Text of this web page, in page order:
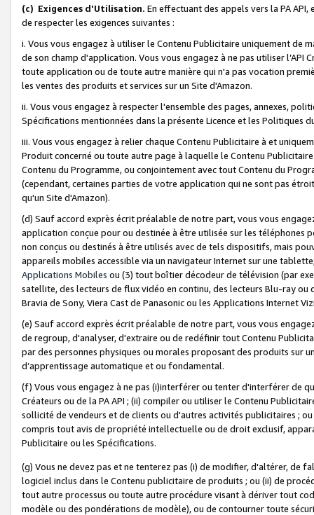
(c) Exigences d'Utilisation. En effectuant des appels vers la PA
de respecter les exigences suivantes :
i. Vous vous engagez à utiliser le Contenu Publicitaire uniquement de
de son champ d'application. Vous vous engagez à ne pas utiliser l’API
toute application ou de toute autre manière qui n'a pas vocation
les ventes des produits et services sur un Site d'Amazon.
ii. Vous vous engagez à respecter l'ensemble des pages, annexes,
Spécifications mentionnées dans la présente Licence et les Politiques
iii. Vous vous engagez à relier chaque Contenu Publicitaire à et
Produit concerné ou toute autre page à laquelle le Contenu
Contenu du Programme, ou conjointement avec tout Contenu du
(cependant, certaines parties de votre application qui ne sont pas
qu'un Site d'Amazon).
(d) Sauf accord exprès écrit préalable de notre part, vous vous
application conçue pour ou destinée à être utilisée sur les téléphones
non conçus ou destinés à être utilisés avec de tels dispositifs, mais
appareils mobiles accessible via un navigateur Internet sur une
Applications Mobiles ou (3) tout boîtier décodeur de télévision (par
satellite, des lecteurs de flux vidéo en continu, des lecteurs Blu-ray
Bravia de Sony, Viera Cast de Panasonic ou les Applications Internet
(e) Sauf accord exprès écrit préalable de notre part, vous vous
de regroup, d'analyser, d'extraire ou de redéfinir tout Contenu
par des personnes physiques ou morales proposant des produits sur
d’apprentissage automatique et ou fondamental.
(f) Vous vous engagez à ne pas (i)interférer ou tenter d'interférer de
Créateurs ou de la PA API ; (ii) compiler ou utiliser le Contenu
sollicité de vendeurs et de clients ou d'autres activités publicitaires ;
compris tout avis de propriété intellectuelle ou de droit exclusif,
Publicitaire ou les Spécifications.
(g) Vous ne devez pas et ne tenterez pas (i) de modifier, d'altérer, de
logiciel inclus dans le Contenu publicitaire de produits ; ou (ii) de
tout autre processus ou toute autre procédure visant à dériver tout
modèle ou des pondérations de modèle), ou de contourner toute